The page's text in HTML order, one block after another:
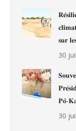
𝐬𝐮𝐫
30
𝐏𝐨̂-
30